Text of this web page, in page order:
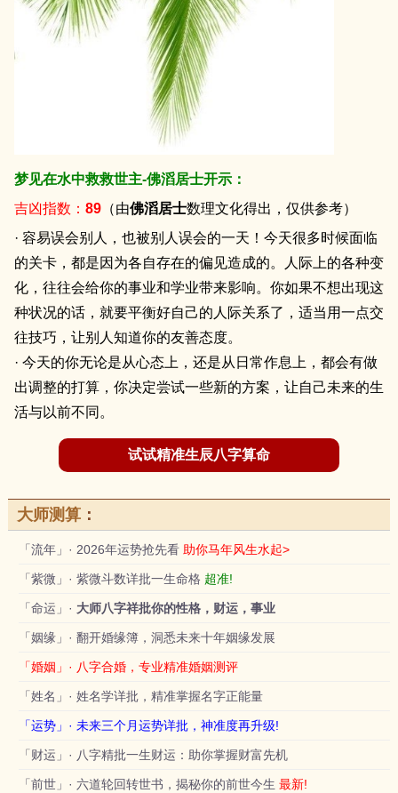
梦见在水中救救世主-佛滔居士开示：
吉凶指数： 89 （由佛滔居士数理文化得出，仅供参考）
· 容易误会别人，也被别人误会的一天！今天很多时候面临
的关卡，都是因为各自存在的偏见造成的。人际上的各种变
化，往往会给你的事业和学业带来影响。你如果不想出现这
种状况的话，就要平衡好自己的人际关系了，适当用一点交
往技巧，让别人知道你的友善态度。
· 今天的你无论是从心态上，还是从日常作息上，都会有做
出调整的打算，你决定尝试一些新的方案，让自己未来的生
活与以前不同。
试试精准生辰八字算命
大师测算：
「流年」· 2026年运势抢先看 助你马年风生水起>
「紫微」· 紫微斗数详批一生命格 超准!
「命运」· 大师八字祥批你的性格，财运，事业
「姻缘」· 翻开婚缘簿，洞悉未来十年姻缘发展
「婚姻」· 八字合婚，专业精准婚姻测评
「姓名」· 姓名学详批，精准掌握名字正能量
「运势」· 未来三个月运势详批，神准度再升级!
「财运」· 八字精批一生财运：助你掌握财富先机
「前世」· 六道轮回转世书，揭秘你的前世今生 最新!